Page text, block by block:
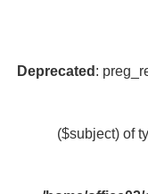
Deprecated :
($subject) of